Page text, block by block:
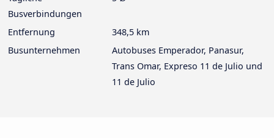
Busverbindungen
Entfernung
348,5 km
Busunternehmen
Autobuses Emperador, Panasur,
Trans Omar, Expreso 11 de Julio und
11 de Julio